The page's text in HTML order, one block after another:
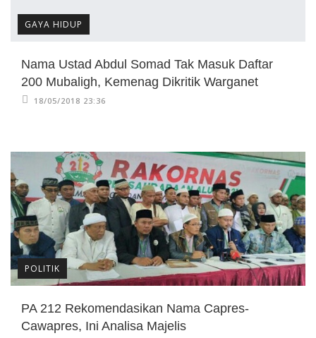
GAYA HIDUP
Nama Ustad Abdul Somad Tak Masuk Daftar
200 Mubaligh, Kemenag Dikritik Warganet
18/05/2018 23:36
POLITIK
PA 212 Rekomendasikan Nama Capres-
Cawapres, Ini Analisa Majelis